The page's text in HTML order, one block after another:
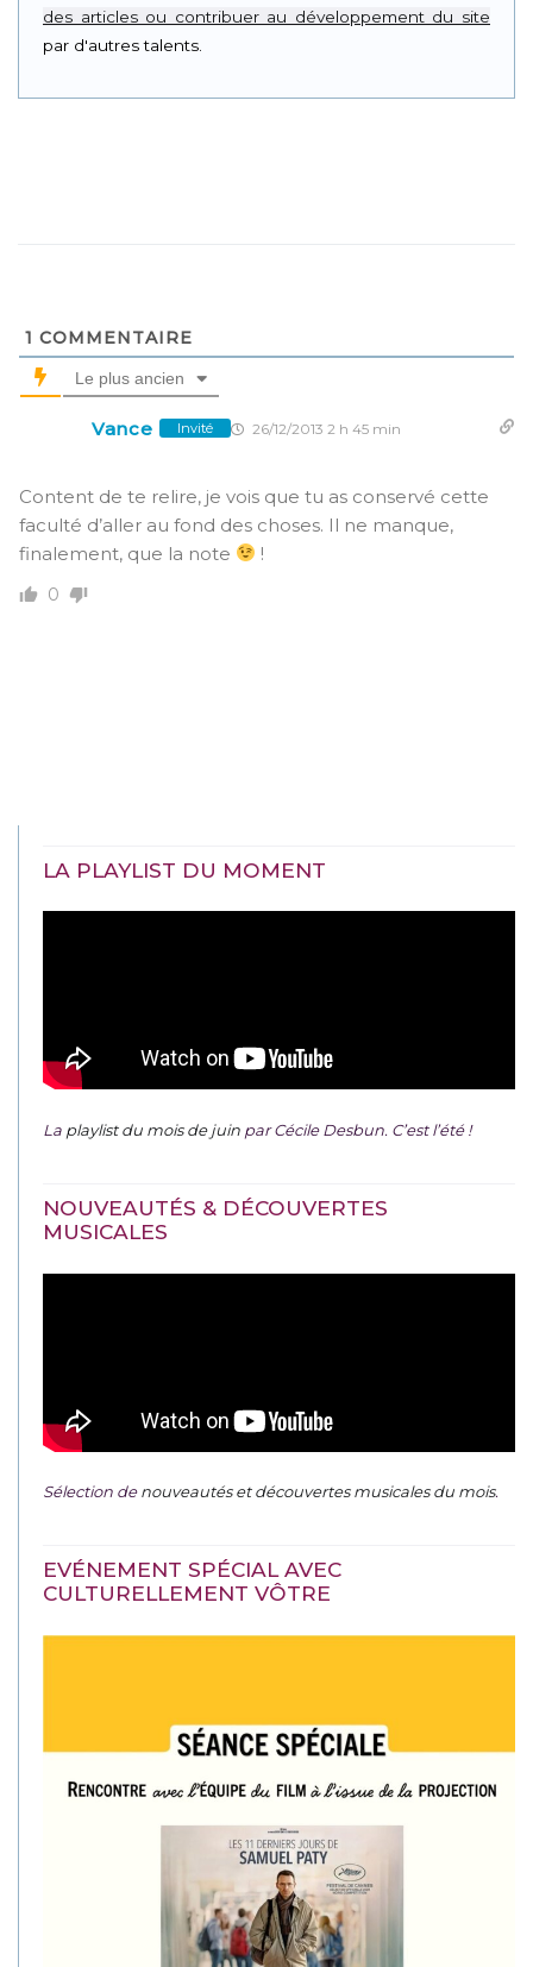
des articles ou contribuer au développement du site
par d'autres talents.
1 COMMENTAIRE
Le plus ancien
Vance Invité 26/12/2013 2 h 45 min
Content de te relire, je vois que tu as conservé cette
Laplaylist du mois de juin par Cécile Desbun. C’est l’été !
Sélection denouveautés et découvertes musicales du mois